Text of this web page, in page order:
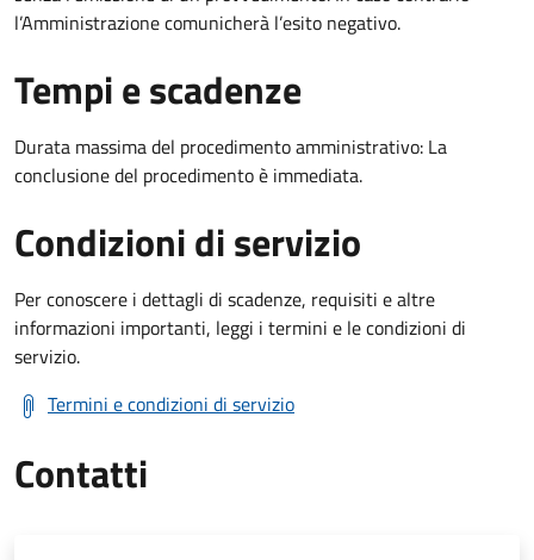
l’Amministrazione comunicherà l’esito negativo.
Tempi e scadenze
Durata massima del procedimento amministrativo: La
conclusione del procedimento è immediata.
Condizioni di servizio
Per conoscere i dettagli di scadenze, requisiti e altre
informazioni importanti, leggi i termini e le condizioni di
servizio.
Termini e condizioni di servizio
Contatti